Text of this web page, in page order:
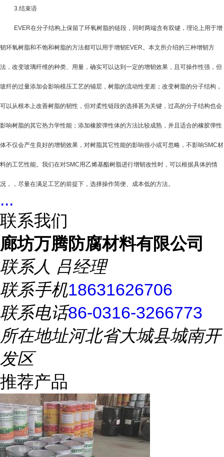
3.结束语
EVER在分子结构上保留了环氧树脂的链段，同时两端含有双键，理论上用于增
韧环氧树脂和不饱和树脂的方法都可以用于增韧 EVER。本文所介绍的三种增韧方
法，改变玻璃纤维的种类、用量，确实可以达到一定的增韧效果，且可操作性强，但
玻纤的过量添加会影响模压工艺的铺层，树脂的流动性变差；改变树脂的分子结构，
可以从根本上改善树脂的韧性，但对柔性链段的选择甚为关键，过高的分子结构也会
影响树脂的其它热力学性能；添加橡胶弹性体的方法比较成熟，并且适合的橡胶弹性
体不仅会产生良好的增韧效果，对树脂其它性能的影响很小或可忽略，不影响SMC材
料的工艺性能。我们在对SMC用乙烯基酯树脂进行增韧改性时，可以根据具体的情
况，，尽量在满足工艺的前提下，选择操作简便、成本低的方法。
...
联系我们
廊坊万腾防腐材料有限公司
联系人 吕经理
联系手机18631626706
联系电话86-0316-3266773
所在地址河北省大城县城南开
发区
推荐产品